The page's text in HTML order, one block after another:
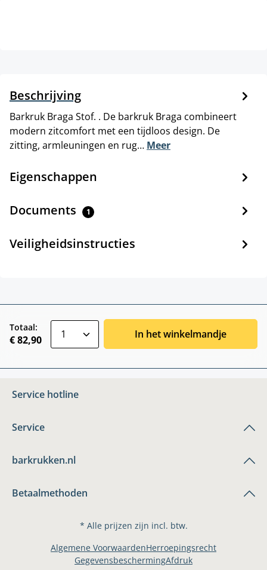
Beschrijving
Barkruk Braga Stof. . De barkruk Braga combineert
modern zitcomfort met een tijdloos design. De
zitting, armleuningen en rug… Meer
Eigenschappen
Documents 1
Veiligheidsinstructies
Totaal:
€ 82,90 In het winkelmandje
Service hotline
Service
barkrukken.nl
Betaalmethoden
* Alle prijzen zijn incl. btw.
Algemene VoorwaardenHerroepingsrecht
GegevensbeschermingAfdruk